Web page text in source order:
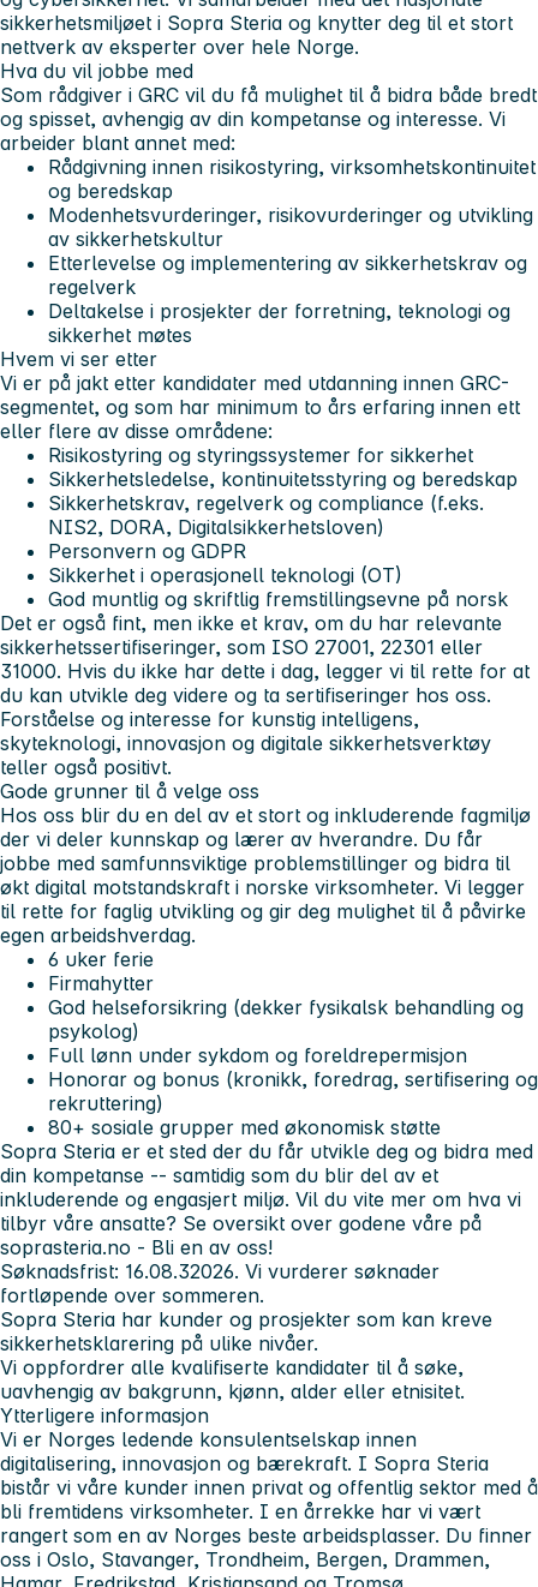
sikkerhetsmiljøet i Sopra Steria og knytter deg til et stort
nettverk av eksperter over hele Norge.
Hva du vil jobbe med
Som rådgiver i GRC vil du få mulighet til å bidra både bredt
og spisset, avhengig av din kompetanse og interesse. Vi
arbeider blant annet med:
Rådgivning innen risikostyring, virksomhetskontinuitet
og beredskap
Modenhetsvurderinger, risikovurderinger og utvikling
av sikkerhetskultur
Etterlevelse og implementering av sikkerhetskrav og
regelverk
Deltakelse i prosjekter der forretning, teknologi og
sikkerhet møtes
Hvem vi ser etter
Vi er på jakt etter kandidater med utdanning innen GRC-
segmentet, og som har minimum to års erfaring innen ett
eller flere av disse områdene:
Risikostyring og styringssystemer for sikkerhet
Sikkerhetsledelse, kontinuitetsstyring og beredskap
Sikkerhetskrav, regelverk og compliance (f.eks.
NIS2, DORA, Digitalsikkerhetsloven)
Personvern og GDPR
Sikkerhet i operasjonell teknologi (OT)
God muntlig og skriftlig fremstillingsevne på norsk
Det er også fint, men ikke et krav, om du har relevante
sikkerhetssertifiseringer, som ISO 27001, 22301 eller
31000. Hvis du ikke har dette i dag, legger vi til rette for at
du kan utvikle deg videre og ta sertifiseringer hos oss.
Forståelse og interesse for kunstig intelligens,
skyteknologi, innovasjon og digitale sikkerhetsverktøy
teller også positivt.
Gode grunner til å velge oss
Hos oss blir du en del av et stort og inkluderende fagmiljø
der vi deler kunnskap og lærer av hverandre. Du får
jobbe med samfunnsviktige problemstillinger og bidra til
økt digital motstandskraft i norske virksomheter. Vi legger
til rette for faglig utvikling og gir deg mulighet til å påvirke
egen arbeidshverdag.
6 uker ferie
Firmahytter
God helseforsikring (dekker fysikalsk behandling og
psykolog)
Full lønn under sykdom og foreldrepermisjon
Honorar og bonus (kronikk, foredrag, sertifisering og
rekruttering)
80+ sosiale grupper med økonomisk støtte
Sopra Steria er et sted der du får utvikle deg og bidra med
din kompetanse -- samtidig som du blir del av et
inkluderende og engasjert miljø. Vil du vite mer om hva vi
tilbyr våre ansatte? Se oversikt over godene våre på
soprasteria.no - Bli en av oss!
Søknadsfrist: 16.08.32026. Vi vurderer søknader
fortløpende over sommeren.
Sopra Steria har kunder og prosjekter som kan kreve
sikkerhetsklarering på ulike nivåer.
Vi oppfordrer alle kvalifiserte kandidater til å søke,
uavhengig av bakgrunn, kjønn, alder eller etnisitet.
Ytterligere informasjon
Vi er Norges ledende konsulentselskap innen
digitalisering, innovasjon og bærekraft. I Sopra Steria
bistår vi våre kunder innen privat og offentlig sektor med å
bli fremtidens virksomheter. I en årrekke har vi vært
rangert som en av Norges beste arbeidsplasser. Du finner
oss i Oslo, Stavanger, Trondheim, Bergen, Drammen,